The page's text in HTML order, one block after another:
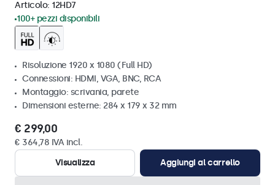
Articolo: 12HD7
100+ pezzi disponibili
Risoluzione 1920 x 1080 (Full HD)
Connessioni: HDMI, VGA, BNC, RCA
Montaggio: scrivania, parete
Dimensioni esterne: 284 x 179 x 32 mm
€ 299,00
€ 364,78 IVA incl.
Visualizza
Aggiungi al carrello